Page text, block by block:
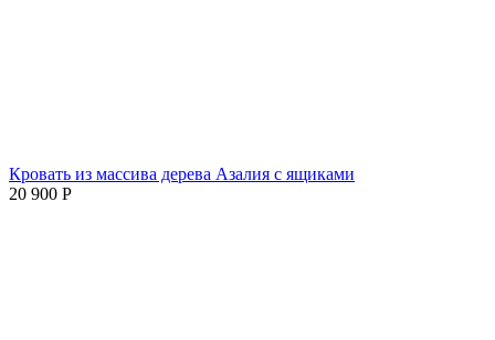
Кровать из массива дерева Азалия с ящиками
20 900 Р